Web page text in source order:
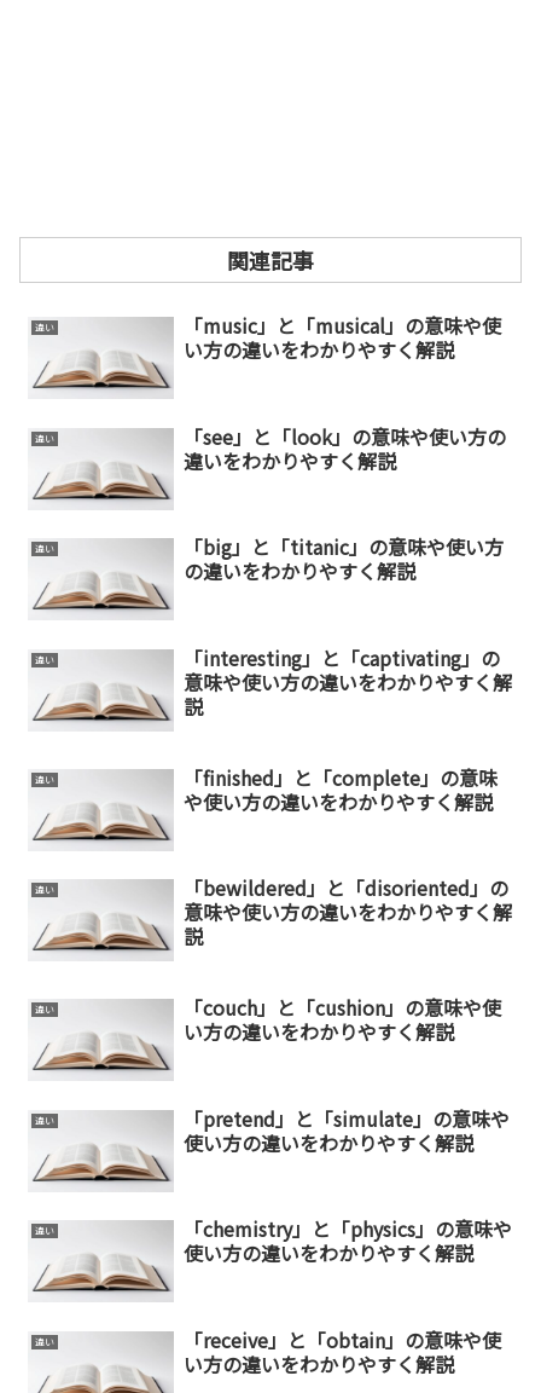
関連記事
違い
「music」と「musical」の意味や使
い方の違いをわかりやすく解説
違い
「see」と「look」の意味や使い方の
違いをわかりやすく解説
違い
「big」と「titanic」の意味や使い方
の違いをわかりやすく解説
違い
「interesting」と「captivating」の
意味や使い方の違いをわかりやすく解
説
違い
「finished」と「complete」の意味
や使い方の違いをわかりやすく解説
違い
「bewildered」と「disoriented」の
意味や使い方の違いをわかりやすく解
説
違い
「couch」と「cushion」の意味や使
い方の違いをわかりやすく解説
違い
「pretend」と「simulate」の意味や
使い方の違いをわかりやすく解説
違い
「chemistry」と「physics」の意味や
使い方の違いをわかりやすく解説
違い
「receive」と「obtain」の意味や使
い方の違いをわかりやすく解説